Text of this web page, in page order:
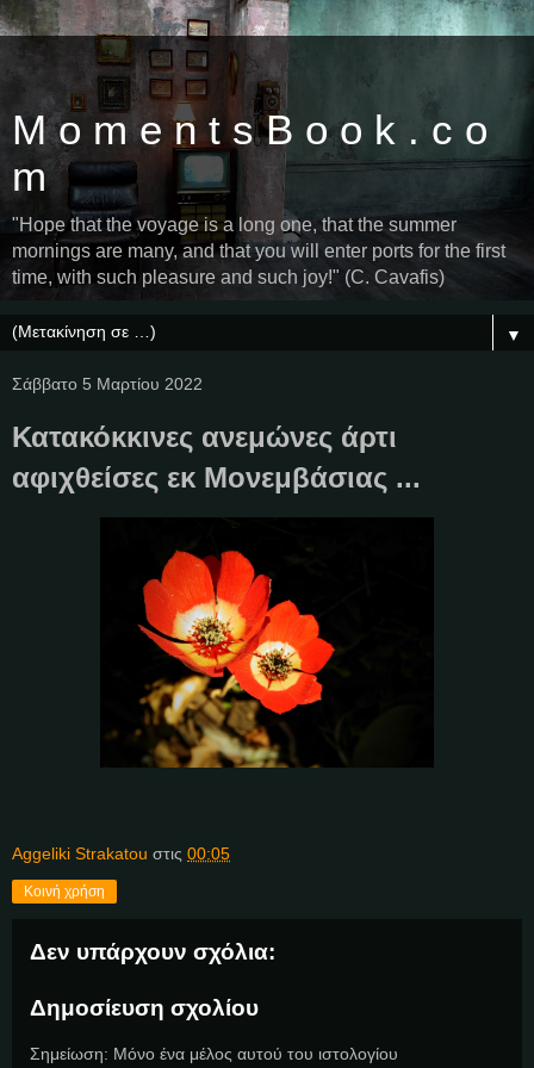
M o m e n t s B o o k . c o
m
"Hope that the voyage is a long one, that the summer
mornings are many, and that you will enter ports for the first
time, with such pleasure and such joy!" (C. Cavafis)
▼
Σάββατο 5 Μαρτίου 2022
Κατακόκκινες ανεμώνες άρτι
αφιχθείσες εκ Μονεμβάσιας ...
Aggeliki Strakatou στις 00:05
Κοινή χρήση
Δεν υπάρχουν σχόλια:
Δημοσίευση σχολίου
Σημείωση: Μόνο ένα μέλος αυτού του ιστολογίου